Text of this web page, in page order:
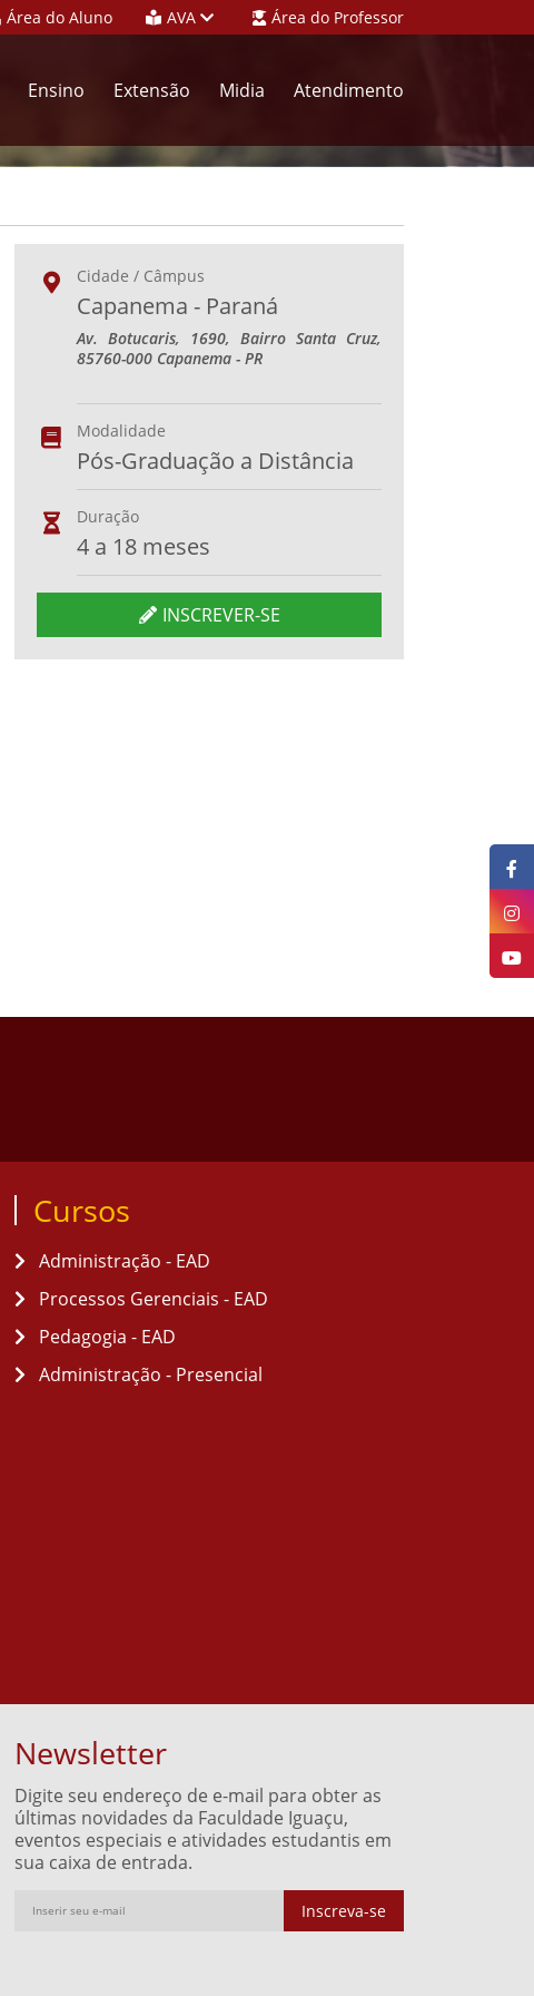
Área do Aluno AVA Área do Professor
Ensino Extensão Midia Atendimento
Cidade / Câmpus
Capanema - Paraná
Av. Botucaris, 1690, Bairro Santa Cruz,
85760-000 Capanema - PR
Modalidade
Pós-Graduação a Distância
Duração
4 a 18 meses
INSCREVER-SE
Cursos
Administração - EAD
Processos Gerenciais - EAD
Pedagogia - EAD
Administração - Presencial
Newsletter
Digite seu endereço de e-mail para obter as
últimas novidades da Faculdade Iguaçu,
eventos especiais e atividades estudantis em
sua caixa de entrada.
Inscreva-se